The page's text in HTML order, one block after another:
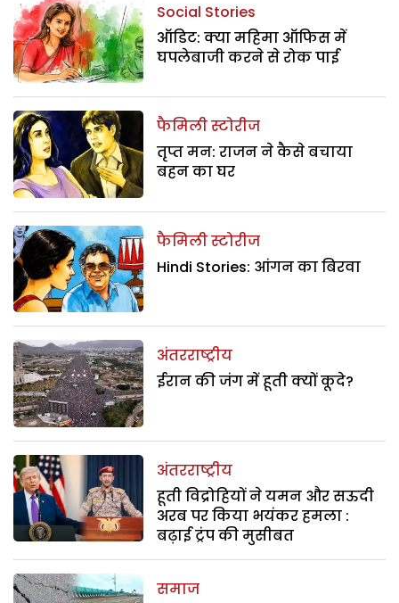
Social Stories
ऑडिट: क्या महिमा ऑफिस में
घपलेबाजी करने से रोक पाई
फैमिली स्टोरीज
तृप्त मन: राजन ने कैसे बचाया
बहन का घर
फैमिली स्टोरीज
Hindi Stories: आंगन का बिरवा
अंतरराष्ट्रीय
ईरान की जंग में हूती क्यों कूदे?
अंतरराष्ट्रीय
हूती विद्रोहियों ने यमन और सऊदी
अरब पर किया भयंकर हमला :
बढ़ाई ट्रंप की मुसीबत
समाज